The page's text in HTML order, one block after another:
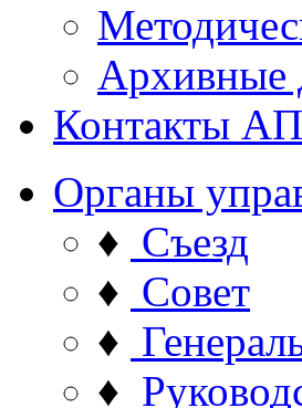
Архивные
Контакты
Органы
♦ Съезд
♦ Совет
♦
♦